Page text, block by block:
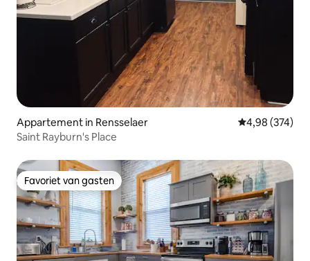
Appartement in Rensselaer Gemiddelde
4,98 (374)
Saint Rayburn's Place
Favoriet van gasten
Favoriet van gasten